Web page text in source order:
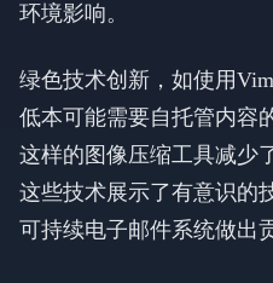
环境影响。
绿色技术创新，如使用
低本可能需要自托管内容
这样的图像压缩工具减少
这些技术展示了有意识的
可持续电子邮件系统做出